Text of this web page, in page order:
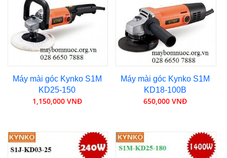
Máy mài góc Kynko S1M
KD25-150
1,150,000 VNĐ
Máy mài góc Kynko S1M
KD18-100B
650,000 VNĐ